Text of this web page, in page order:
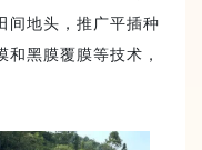
间地头，推广平插种
黑膜覆膜等技术，